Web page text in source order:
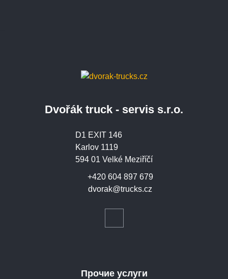
Dvořák truck - servis s.r.o.
dvorak@trucks.cz
+420 604 897 679
D1 EXIT 146
Karlov 1119
594 01 Velké Meziříčí
Прочие услуги